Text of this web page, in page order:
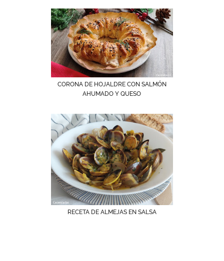
CORONA DE HOJALDRE CON SALMÓN
AHUMADO Y QUESO
RECETA DE ALMEJAS EN SALSA